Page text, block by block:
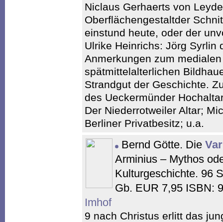
Niclaus Gerhaerts von
Oberflächengestaltder
einstund heute, oder der
Ulrike Heinrichs: Jörg Syrlin
Anmerkungen zum
spätmittelalterlichen
Strandgut der Geschichte.
des Ueckermünder
Der Niederrotweiler Altar;
Berliner Privatbesitz; u.a.
Bernd Götte. Die
Arminius – Mythos
Kulturgeschichte. 96
Gb. EUR 7,95 ISBN:
Imhof
9 nach Christus erlitt das